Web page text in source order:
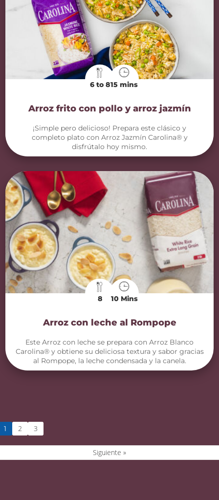
6 to 815 mins
Arroz frito con pollo y arroz jazmín
¡Simple pero delicioso! Prepara este clásico y
completo plato con Arroz Jazmín Carolina® y
disfrútalo hoy mismo.
8 10 Mins
Arroz con leche al Rompope
Este Arroz con leche se prepara con Arroz Blanco
Carolina® y obtiene su deliciosa textura y sabor gracias
al Rompope, la leche condensada y la canela.
1 2 3
Siguiente »